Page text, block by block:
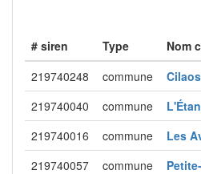
# siren Type Nom
219740248
commune Cilaos
219740040
commune
219740016
commune Les
219740057
commune